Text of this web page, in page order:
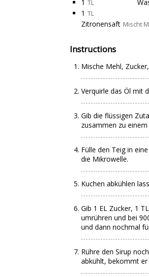
1 TL
1 TL
Zitronensaft Mischt
Instructions
Mische Mehl,
Verquirle das Öl mit
Gib die flüssigen
zusammen zu
Fülle den Teig in
die Mikrowelle.
Kuchen abkühlen
Gib 1 EL Zucker, 1
umrühren und bei
und dann nochmal
Rühre den Sirup
abkühlt, bekommt